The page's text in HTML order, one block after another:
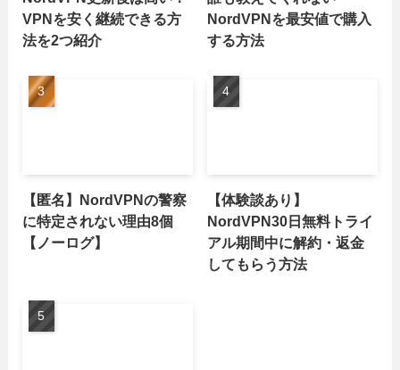
VPNを安く継続できる方
法を2つ紹介
NordVPNを最安値で購入
する方法
【匿名】NordVPNの警察
に特定されない理由8個
【ノーログ】
【体験談あり】
NordVPN30日無料トライ
アル期間中に解約・返金
してもらう方法